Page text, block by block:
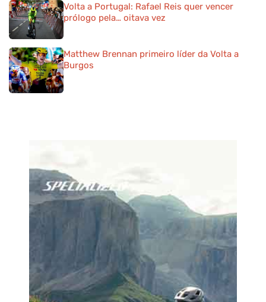
Volta a Portugal: Rafael Reis quer vencer
prólogo pela… oitava vez
Matthew Brennan primeiro líder da Volta a
Burgos